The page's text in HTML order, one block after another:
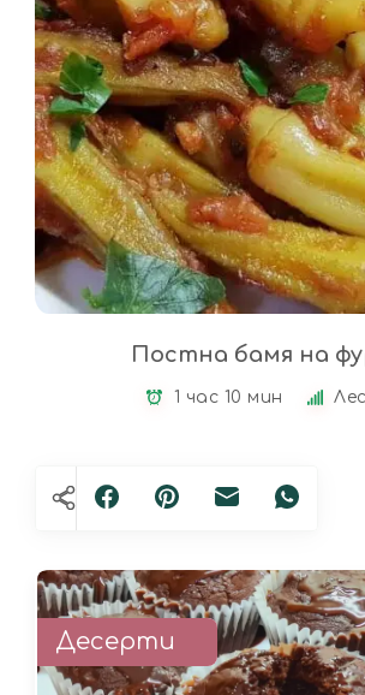
Постна бамя на
1 час 10 мин
Десерти